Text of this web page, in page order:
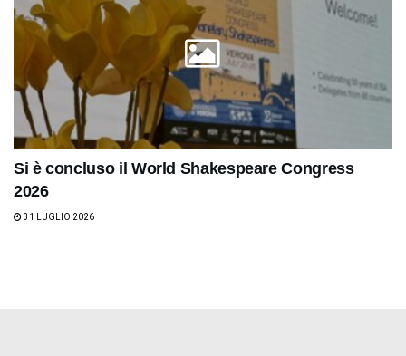
Si è concluso il World Shakespeare Congress
2026
31 LUGLIO 2026